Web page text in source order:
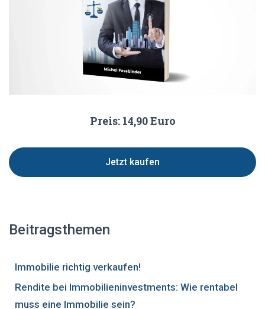
Preis: 14,90 Euro
Jetzt kaufen
Beitragsthemen
Immobilie richtig verkaufen!
Rendite bei Immobilieninvestments: Wie rentabel
muss eine Immobilie sein?